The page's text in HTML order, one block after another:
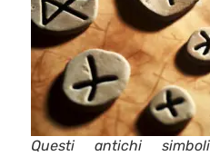
Questi antichi